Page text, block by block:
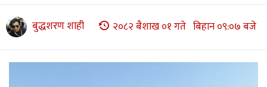
बुद्धशरण शाही २०८२ बैशाख ०१ गते बिहान ०९:०७ बजे